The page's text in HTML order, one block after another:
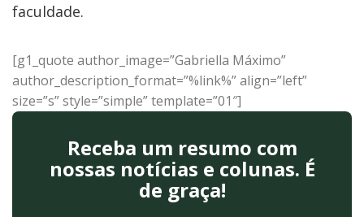
faculdade.
[g1_quote author_image=”Gabriella Máximo”
author_description_format=”%link%” align=”left”
size=”s” style=”simple” template=”01″]
Receba um resumo com
nossas notícias e colunas. É
de graça!